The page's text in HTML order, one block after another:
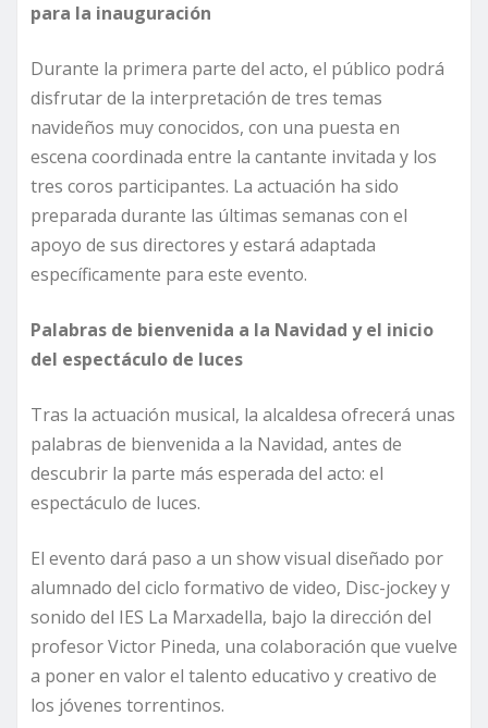
para la inauguración
Durante la primera parte del acto, el público podrá
disfrutar de la interpretación de tres temas
navideños muy conocidos, con una puesta en
escena coordinada entre la cantante invitada y los
tres coros participantes. La actuación ha sido
preparada durante las últimas semanas con el
apoyo de sus directores y estará adaptada
específicamente para este evento.
Palabras de bienvenida a la Navidad y el inicio
del espectáculo de luces
Tras la actuación musical, la alcaldesa ofrecerá unas
palabras de bienvenida a la Navidad, antes de
descubrir la parte más esperada del acto: el
espectáculo de luces.
El evento dará paso a un show visual diseñado por
alumnado del ciclo formativo de video, Disc-jockey y
sonido del IES La Marxadella, bajo la dirección del
profesor Victor Pineda, una colaboración que vuelve
a poner en valor el talento educativo y creativo de
los jóvenes torrentinos.